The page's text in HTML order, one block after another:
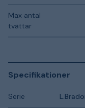
Max antal
tvättar
Specifikationer
Serie